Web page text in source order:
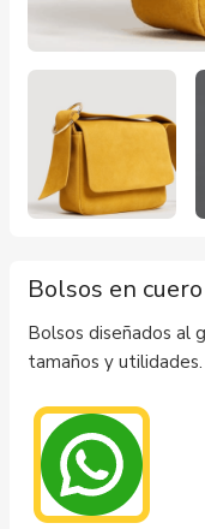
Bolsos en cuero
Bolsos diseñados al
tamaños y utilidades.